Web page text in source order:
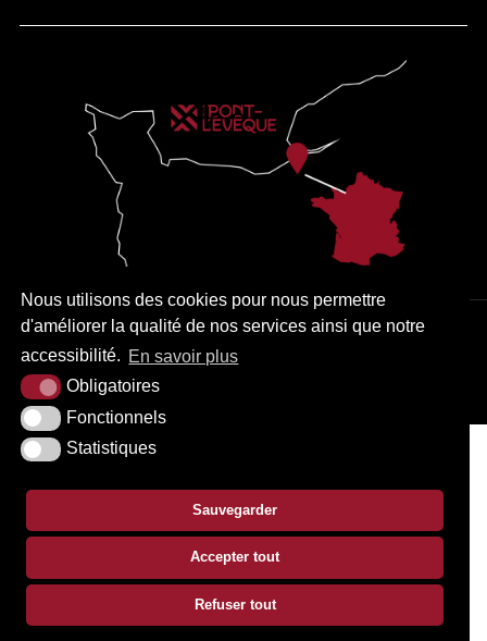
Nous utilisons des cookies pour nous permettre
d'améliorer la qualité de nos services ainsi que notre
accessibilité. En savoir plus
Obligatoires
Fonctionnels
Statistiques
Sauvegarder
Accepter tout
Refuser tout
PLAN DU SITE MENTIONS LÉGALES ACCESSIBILITÉ